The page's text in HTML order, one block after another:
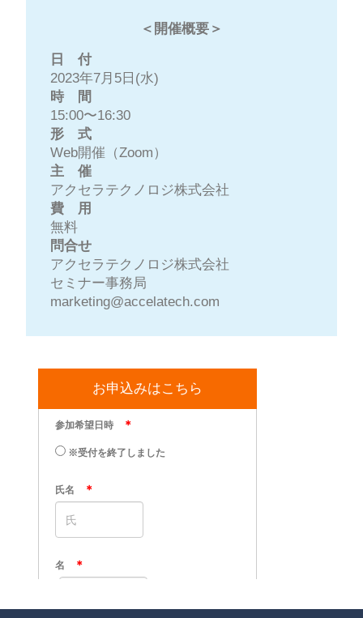
＜開催概要＞
日 付
2023年7月5日(水)
時 間
15:00〜16:30
形 式
Web開催（Zoom）
主 催
アクセラテクノロジ株式会社
費 用
無料
問合せ
アクセラテクノロジ株式会社
セミナー事務局
marketing@accelatech.com
お申込みはこちら